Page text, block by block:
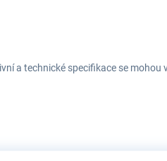
a technické specifikace se